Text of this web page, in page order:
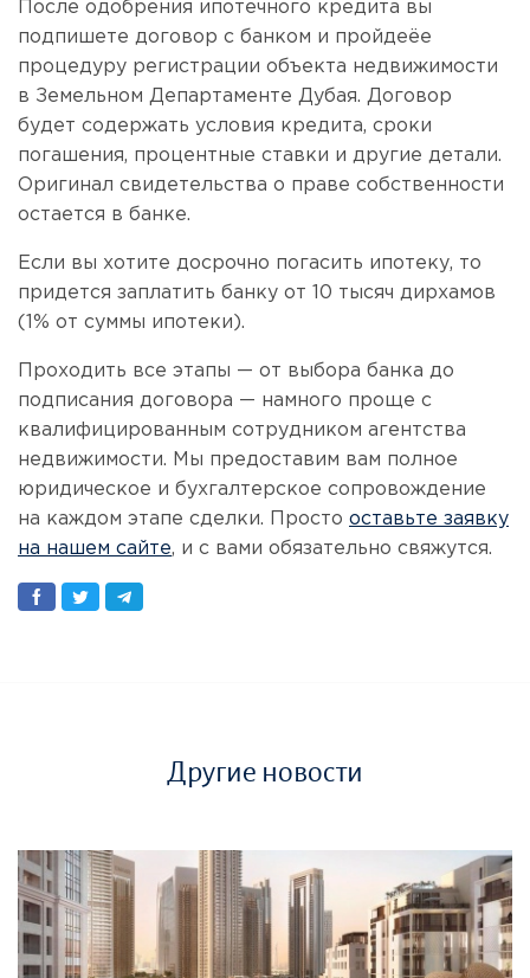
После одобрения ипотечного кредита вы
подпишете договор с банком и пройдеёе
процедуру регистрации объекта недвижимости
в Земельном Департаменте Дубая. Договор
будет содержать условия кредита, сроки
погашения, процентные ставки и другие детали.
Оригинал свидетельства о праве собственности
остается в банке.
Если вы хотите досрочно погасить ипотеку, то
придется заплатить банку от 10 тысяч дирхамов
(1% от суммы ипотеки).
Проходить все этапы — от выбора банка до
подписания договора — намного проще с
квалифицированным сотрудником агентства
недвижимости. Мы предоставим вам полное
юридическое и бухгалтерское сопровождение
на каждом этапе сделки. Просто оставьте заявку
на нашем сайте, и с вами обязательно свяжутся.
Другие новости